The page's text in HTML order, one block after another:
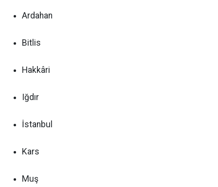
Ardahan
Bitlis
Hakkâri
Iğdır
İstanbul
Kars
Muş